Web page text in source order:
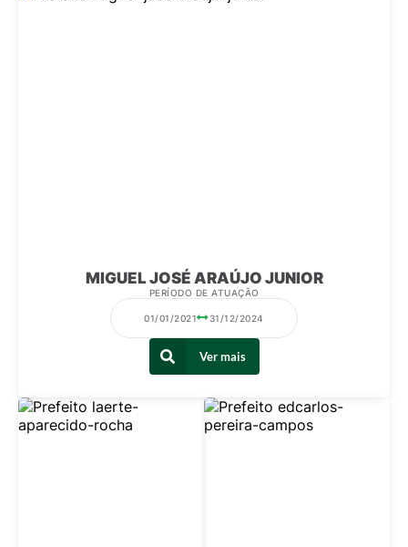
Contratos
MIGUEL JOSÉ ARAÚJO JUNIOR
PERÍODO DE ATUAÇÃO
01/01/2021 31/12/2024
Ver mais